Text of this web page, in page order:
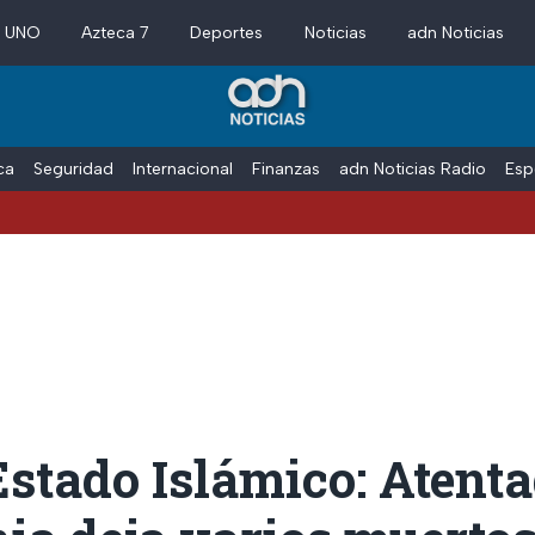
Azteca 7 Deportes Noticias adn Noticias
Seguridad Internacional Finanzas adn Noticias Radio
Islámico: